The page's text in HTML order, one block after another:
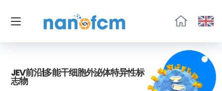
物
JEV前沿|多能干细胞外泌体特异性标
志物